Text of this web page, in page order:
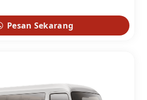
Pesan Sekarang